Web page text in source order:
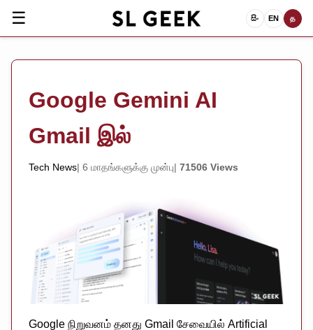
☰ සිං EN த
Google Gemini AI
Gmail இல்
Tech News 6 மாதங்களுக்கு முன்பு 71506 Views
Google நிறுவனம் தனது Gmail சேவையில் Artificial